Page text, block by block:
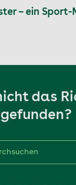
– ein
das
gefunden?